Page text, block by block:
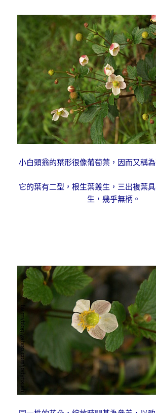
小白頭翁的葉形很像葡萄葉，因而又稱
它的葉有二型，根生葉叢生，三出複葉
生，幾乎無柄。